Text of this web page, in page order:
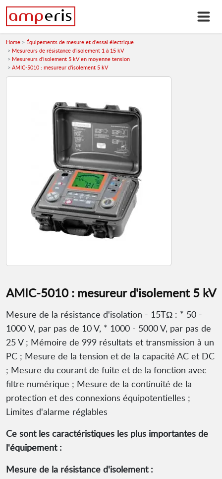
Home
Équipements de mesure et d'essai électrique
Mesureurs de résistance d'isolement 1 à 15 kV
Mesureurs d'isolement 5 kV en moyenne tension
AMIC-5010 : mesureur d'isolement 5 kV
AMIC-5010 : mesureur d'isolement 5 kV
Mesure de la résistance d'isolation - 15TΩ : * 50 -
1000 V, par pas de 10 V, * 1000 - 5000 V, par pas de
25 V ; Mémoire de 999 résultats et transmission à un
PC ; Mesure de la tension et de la capacité AC et DC
; Mesure du courant de fuite et de la fonction avec
filtre numérique ; Mesure de la continuité de la
protection et des connexions équipotentielles ;
Limites d'alarme réglables
Ce sont les caractéristiques les plus importantes de
l'équipement :
Mesure de la résistance d'isolement :